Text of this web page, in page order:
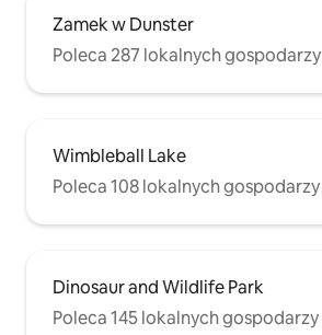
Zamek w Dunster
Poleca 287 lokalnych gospodarzy
Wimbleball Lake
Poleca 108 lokalnych gospodarzy
Dinosaur and Wildlife Park
Poleca 145 lokalnych gospodarzy